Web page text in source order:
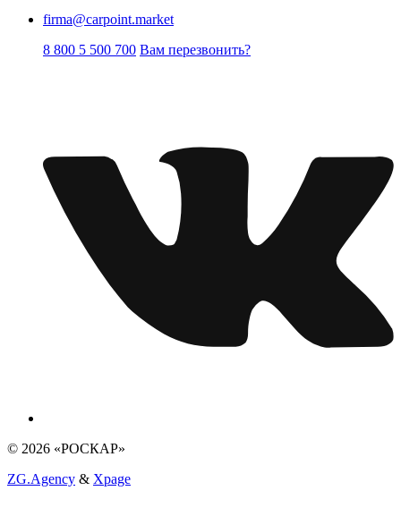
firma@carpoint.market
8 800 5 500 700 Вам перезвонить?
© 2026 «РОСКАР»
ZG.Agency & Xpage